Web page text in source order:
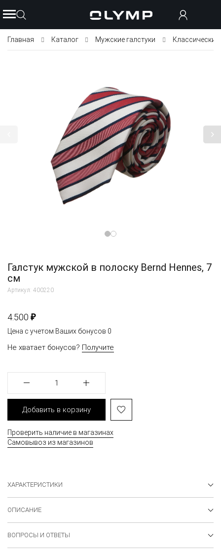
Главная Каталог Мужские галстуки Классические
Галстук мужской в полоску Bernd Hennes, 7
см
Артикул: 400220
4.500 ₽
Цена с учетом Ваших бонусов 0
Не хватает бонусов? Получите
1
Добавить в корзину
Проверить наличие в магазинах
Самовывоз из магазинов
ХАРАКТЕРИСТИКИ
ОПИСАНИЕ
ВОПРОСЫ И ОТВЕТЫ